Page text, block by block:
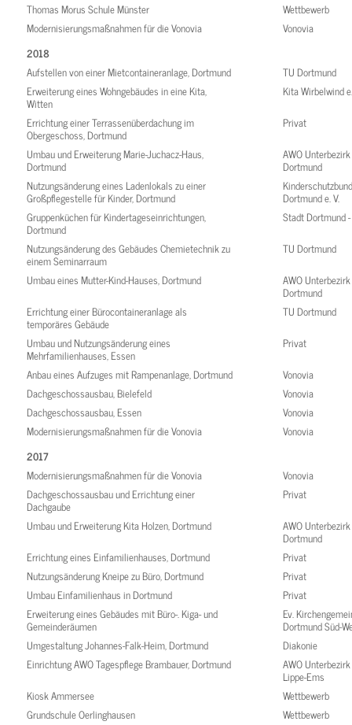
Thomas Morus Schule Münster
Wettbewerb
Modernisierungsmaßnahmen für die Vonovia
Vonovia
2018
Aufstellen von einer Mietcontaineranlage, Dortmund
TU Dortmund
Erweiterung eines Wohngebäudes in eine Kita,
Witten
Kita Wirbelwind
Errichtung einer Terrassenüberdachung im
Obergeschoss, Dortmund
Privat
Umbau und Erweiterung Marie-Juchacz-Haus,
Dortmund
AWO Unterbezirk
Dortmund
Nutzungsänderung eines Ladenlokals zu einer
Großpflegestelle für Kinder, Dortmund
Dortmund e. V.
Gruppenküchen für Kindertageseinrichtungen,
Dortmund
Stadt Dortmund
Nutzungsänderung des Gebäudes Chemietechnik zu
einem Seminarraum
TU Dortmund
Umbau eines Mutter-Kind-Hauses, Dortmund
AWO Unterbezirk
Dortmund
Errichtung einer Bürocontaineranlage als
temporäres Gebäude
TU Dortmund
Umbau und Nutzungsänderung eines
Mehrfamilienhauses, Essen
Privat
Anbau eines Aufzuges mit Rampenanlage, Dortmund
Vonovia
Dachgeschossausbau, Bielefeld
Vonovia
Dachgeschossausbau, Essen
Vonovia
Modernisierungsmaßnahmen für die Vonovia
Vonovia
2017
Modernisierungsmaßnahmen für die Vonovia
Vonovia
Dachgeschossausbau und Errichtung einer
Dachgaube
Privat
Umbau und Erweiterung Kita Holzen, Dortmund
AWO Unterbezirk
Dortmund
Errichtung eines Einfamilienhauses, Dortmund
Privat
Nutzungsänderung Kneipe zu Büro, Dortmund
Privat
Umbau Einfamilienhaus in Dortmund
Privat
Erweiterung eines Gebäudes mit Büro-. Kiga- und
Gemeinderäumen
Ev.
Dortmund Süd-
Umgestaltung Johannes-Falk-Heim, Dortmund
Diakonie
Einrichtung AWO Tagespflege Brambauer, Dortmund
AWO
Lippe-Ems
Kiosk Ammersee
Wettbewerb
Grundschule Oerlinghausen
Wettbewerb